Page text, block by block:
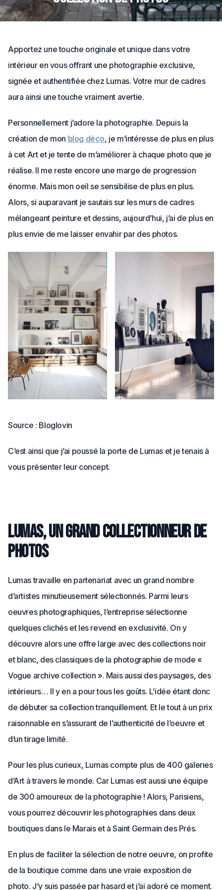
Apportez une touche originale et unique dans votre
intérieur en vous offrant une photographie exclusive,
signée et authentifiée chez Lumas. Votre mur de cadres
aura ainsi une touche vraiment avertie.
Personnellement j’adore la photographie. Depuis la
création de mon blog déco, je m’intéresse de plus en plus
à cet Art et je tente de m’améliorer à chaque photo que je
réalise. Il me reste encore une marge de progression
énorme. Mais mon oeil se sensibilise de plus en plus.
Alors, si auparavant je sautais sur les murs de cadres
mélangeant peinture et dessins, aujourd’hui, j’ai de plus en
plus envie de me laisser envahir par des photos.
Source : Bloglovin
C’est ainsi que j’ai poussé la porte de Lumas et je tenais à
vous présenter leur concept.
Lumas, un grand collectionneur de
photos
Lumas travaille en partenariat avec un grand nombre
d’artistes minutieusement sélectionnés. Parmi leurs
oeuvres photographiques, l’entreprise sélectionne
quelques clichés et les revend en exclusivité. On y
découvre alors une offre large avec des collections noir
et blanc, des classiques de la photographie de mode «
Vogue archive collection ». Mais aussi des paysages, des
intérieurs… Il y en a pour tous les goûts. L’idée étant donc
de débuter sa collection tranquillement. Et le tout à un prix
raisonnable en s’assurant de l’authenticité de l’oeuvre et
d’un tirage limité.
Pour les plus curieux, Lumas compte plus de 400 galeries
d’Art à travers le monde. Car Lumas est aussi une équipe
de 300 amoureux de la photographie ! Alors, Parisiens,
vous pourrez découvrir les photographies dans deux
boutiques dans le Marais et à Saint Germain des Prés.
En plus de faciliter la sélection de notre oeuvre, on profite
de la boutique comme dans une vraie exposition de
photo. J’y suis passée par hasard et j’ai adoré ce moment.